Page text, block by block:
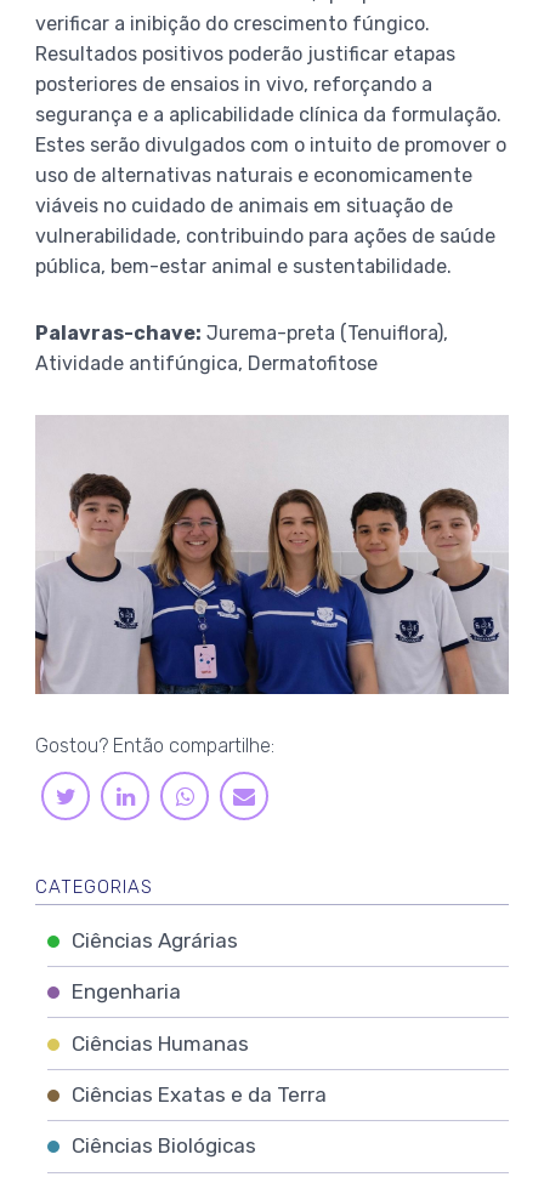
verificar a inibição do crescimento fúngico.
Resultados positivos poderão justificar etapas
posteriores de ensaios in vivo, reforçando a
segurança e a aplicabilidade clínica da formulação.
Estes serão divulgados com o intuito de promover o
uso de alternativas naturais e economicamente
viáveis no cuidado de animais em situação de
vulnerabilidade, contribuindo para ações de saúde
pública, bem-estar animal e sustentabilidade.
Palavras-chave: Jurema-preta (Tenuiflora),
Atividade antifúngica, Dermatofitose
Gostou? Então compartilhe:
TWITTERLINKEDINWHATSAPP
E-
MAIL
CATEGORIAS
Ciências Agrárias
Engenharia
Ciências Humanas
Ciências Exatas e da Terra
Ciências Biológicas